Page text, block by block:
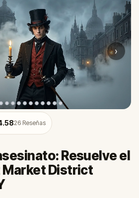
›
26 Reseñas
Resuelve el
Market District